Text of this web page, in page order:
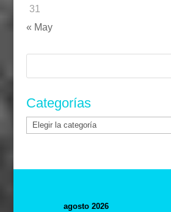
31
« May
Categorías
Categorías
agosto 2026